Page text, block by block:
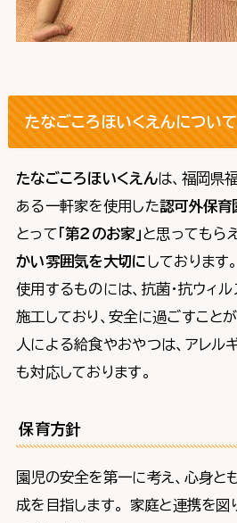
たなごころほいくえんについて
たなごころほいくえんは、福岡県
ある一軒家を使用した認可外保育
とって 「第２のお家」と思ってもら
かい雰囲気を大切に しております
使用するものには、抗菌・抗ウィ
施工しており、安全に過ごすこと
人による給食やおやつは、アレル
も対応しております。
保育方針
園児の安全を第一に考え、心身と
成を目指します。 家庭と連携を図